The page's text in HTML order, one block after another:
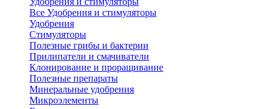
Все Удобрения и стимуляторы
Удобрения
Стимуляторы
Полезные грибы и бактерии
Прилипатели и смачиватели
Клонирование и проращивание
Полезные препараты
Минеральные удобрения
Микроэлементы